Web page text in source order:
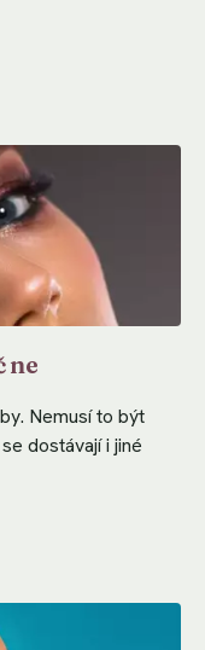
ne
Nemusí to být
dostávají i jiné